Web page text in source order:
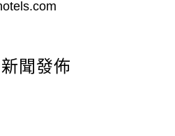
聞發佈